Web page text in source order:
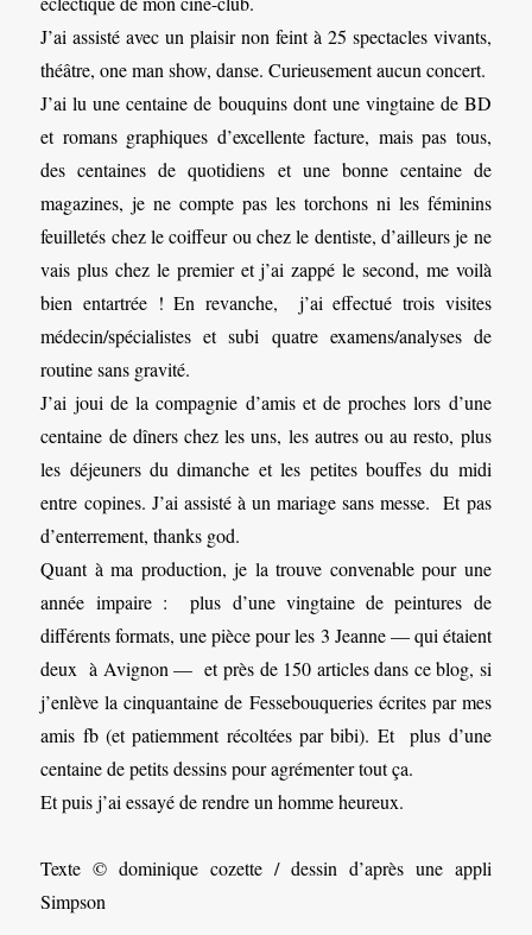
J’ai assisté avec un plaisir non feint à 25 spectacles vivants,
théâtre, one man show, danse. Curieusement aucun concert.
J’ai lu une centaine de bouquins dont une vingtaine de BD
et romans graphiques d’excellente facture, mais pas tous,
des centaines de quotidiens et une bonne centaine de
magazines, je ne compte pas les torchons ni les féminins
feuilletés chez le coiffeur ou chez le dentiste, d’ailleurs je ne
vais plus chez le premier et j’ai zappé le second, me voilà
bien entartrée ! En revanche, j’ai effectué trois visites
médecin/spécialistes et subi quatre examens/analyses de
routine sans gravité.
J’ai joui de la compagnie d’amis et de proches lors d’une
centaine de dîners chez les uns, les autres ou au resto, plus
les déjeuners du dimanche et les petites bouffes du midi
entre copines. J’ai assisté à un mariage sans messe. Et pas
d’enterrement, thanks god.
Quant à ma production, je la trouve convenable pour une
année impaire : plus d’une vingtaine de peintures de
différents formats, une pièce pour les 3 Jeanne — qui étaient
deux à Avignon — et près de 150 articles dans ce blog, si
j’enlève la cinquantaine de Fessebouqueries écrites par mes
amis fb (et patiemment récoltées par bibi). Et plus d’une
centaine de petits dessins pour agrémenter tout ça.
Et puis j’ai essayé de rendre un homme heureux.
Texte © dominique cozette / dessin d’après une appli
Simpson